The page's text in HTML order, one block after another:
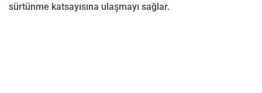
sürtünme katsayısına ulaşmayı sağlar.